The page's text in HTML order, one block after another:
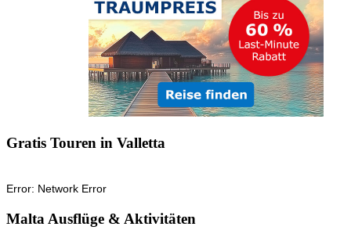
Gratis Touren in Valletta
Malta Ausflüge & Aktivitäten